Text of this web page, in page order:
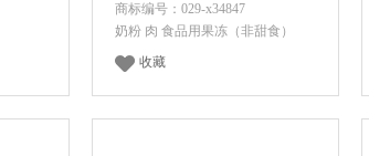
商标编号：029-x34847
奶粉 肉 食品用果冻（非甜食）
收藏